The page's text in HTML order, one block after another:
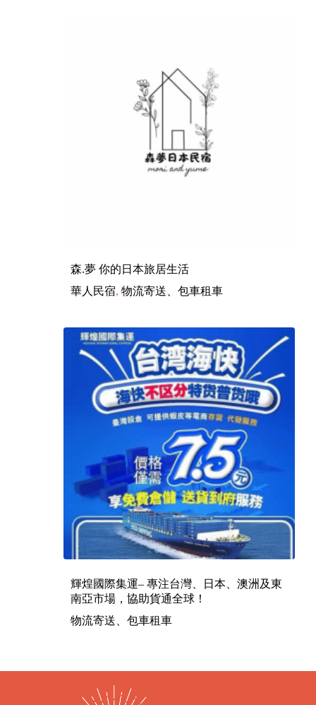
森.夢 你的日本旅居生活
華人民宿, 物流寄送、包車租車
輝煌國際集運– 專注台灣、日本、澳洲及東
南亞市場，協助貨通全球！
物流寄送、包車租車